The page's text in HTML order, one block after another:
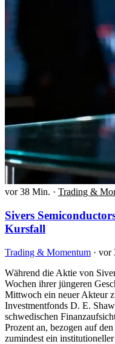
vor 38 Min. · Trading &
Sivers
Kursfall
Trading & Momentum · vor
Während die Aktie von
Wochen ihrer jüngeren
Mittwoch ein neuer Akteur
Investmentfonds D. E.
schwedischen
Prozent an, bezogen auf
zumindest ein